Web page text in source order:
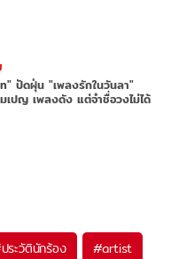
ปัดฝุ่น "เพลงรักในวันลา"
เปญ เพลงดัง แต่จำชื่อวงไม่ได้
ประวัตินักร้อง #artist